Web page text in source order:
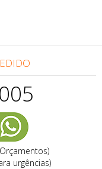
urgências)